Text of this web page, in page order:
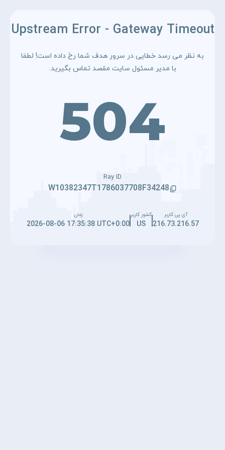
Upstream Error - Gateway Timeout
به نظر می رسد خطایی در سرور هدف شما رخ داده است! لطفا
با مدیر مسئول سایت مقصد تماس بگیرید.
504
Ray ID
W10382347T1786037708F34248
آی پی کاربر
216.73.216.57
کشور کاربر
US
زمان
2026-08-06 17:35:38 UTC+0:00